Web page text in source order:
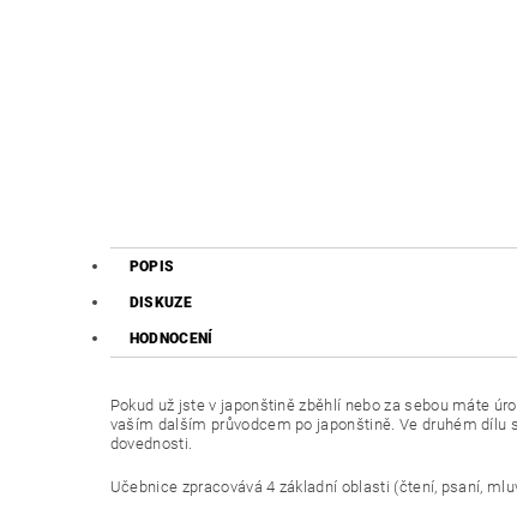
POPIS
DISKUZE
HODNOCENÍ
Pokud už jste v japonštině zběhlí nebo za sebou máte
vaším dalším průvodcem po japonštině. Ve druhém dílu
dovednosti.
Učebnice zpracovává 4 základní oblasti (čtení, psaní,